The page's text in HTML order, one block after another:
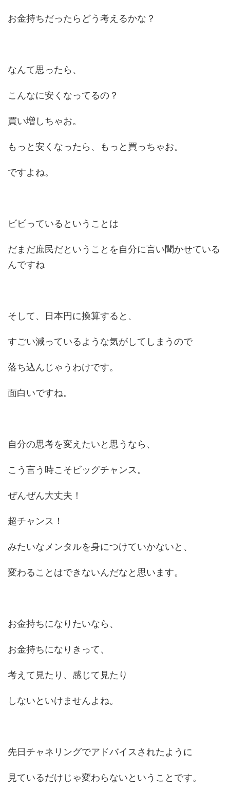
お金持ちだったらどう考えるかな？
なんて思ったら、
こんなに安くなってるの？
買い増しちゃお。
もっと安くなったら、もっと買っちゃお。
ですよね。
ビビっているということは
だまだ庶民だということを自分に言い聞かせている
んですね
そして、日本円に換算すると、
すごい減っているような気がしてしまうので
落ち込んじゃうわけです。
面白いですね。
自分の思考を変えたいと思うなら、
こう言う時こそビッグチャンス。
ぜんぜん大丈夫！
超チャンス！
みたいなメンタルを身につけていかないと、
変わることはできないんだなと思います。
お金持ちになりたいなら、
お金持ちになりきって、
考えて見たり、感じて見たり
しないといけませんよね。
先日チャネリングでアドバイスされたように
見ているだけじゃ変わらないということです。